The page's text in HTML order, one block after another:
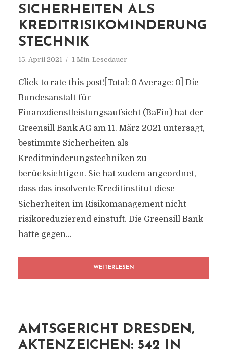
SICHERHEITEN ALS
KREDITRISIKOMINDERUNG
STECHNIK
15. April 2021 1 Min. Lesedauer
Click to rate this post![Total: 0 Average: 0] Die
Bundesanstalt für
Finanzdienstleistungsaufsicht (BaFin) hat der
Greensill Bank AG am 11. März 2021 untersagt,
bestimmte Sicherheiten als
Kreditminderungstechniken zu
berücksichtigen. Sie hat zudem angeordnet,
dass das insolvente Kreditinstitut diese
Sicherheiten im Risikomanagement nicht
risikoreduzierend einstuft. Die Greensill Bank
hatte gegen...
WEITERLESEN
AMTSGERICHT DRESDEN,
AKTENZEICHEN: 542 IN